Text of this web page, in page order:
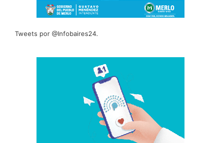
Tweets por @Infobaires24.